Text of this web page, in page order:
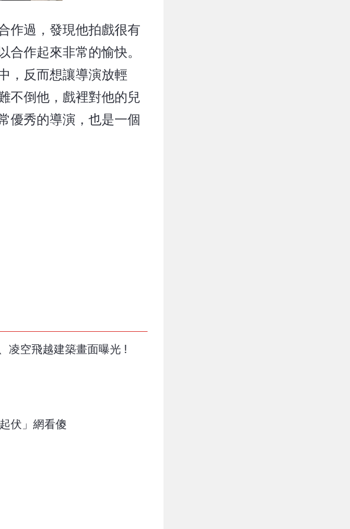
作過，發現他拍戲很有
作起來非常的愉快。
，反而想讓導演放輕
不倒他，戲裡對他的兒
優秀的導演，也是一個
凌空飛越建築畫面曝光 !
伏」網看傻